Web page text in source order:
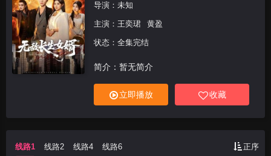
导演：未知
主演： 王奕珺 黄盈
状态：全集完结
简介：暂无简介
立即播放 收藏
线路1 线路2 线路4 线路6 正序